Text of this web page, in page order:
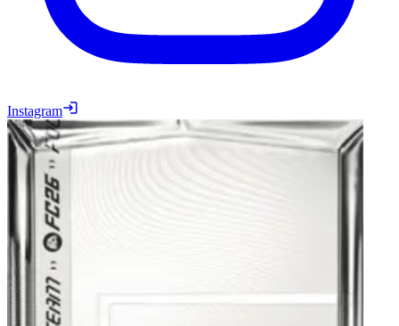
Instagram